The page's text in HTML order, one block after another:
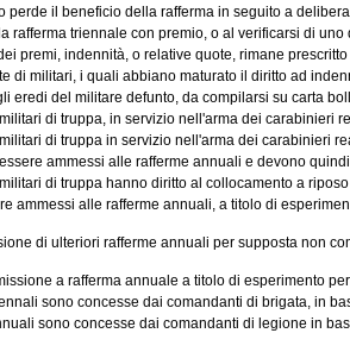
il beneficio della rafferma in seguito a
triennale con premio, o al verificarsi di
premi, indennità, o relative quote, rimane
militari, i quali abbiano maturato il diritto ad
del militare defunto, da compilarsi su carta
di truppa, in servizio nell'arma dei carabinieri
di truppa in servizio nell'arma dei carabinieri
ammessi alle rafferme annuali e devono
di truppa hanno diritto al collocamento a
ammessi alle rafferme annuali, a titolo di
di ulteriori rafferme annuali per supposta non
a rafferma annuale a titolo di esperimento
sono concesse dai comandanti di brigata, in
sono concesse dai comandanti di legione in